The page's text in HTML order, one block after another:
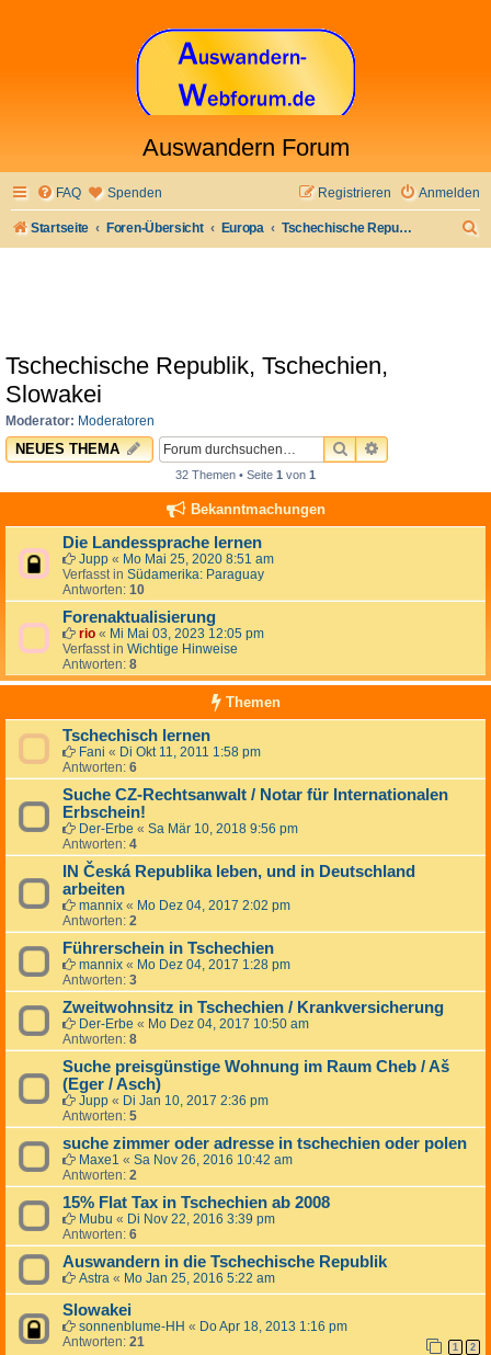
Auswandern Forum
FAQ Spenden Anmelden
Registrieren
Startseite Foren-Übersicht Europa Tschechische Republik, Tschechien, Slowakei
Tschechische Republik, Tschechien,
Slowakei
Moderator: Moderatoren
NEUES THEMA SUCHEERWEITERTE
32 Themen • Seite 1 von 1
Bekanntmachungen
Die Landessprache lernen
Jupp « Mo Mai 25, 2020 8:51 am
Verfasst in Südamerika: Paraguay
Antworten: 10
Forenaktualisierung
rio « Mi Mai 03, 2023 12:05 pm
Verfasst in Wichtige Hinweise
Antworten: 8
Themen
Tschechisch lernen
Fani « Di Okt 11, 2011 1:58 pm
Antworten: 6
Suche CZ-Rechtsanwalt / Notar für Internationalen
Erbschein!
Der-Erbe « Sa Mär 10, 2018 9:56 pm
Antworten: 4
IN Česká Republika leben, und in Deutschland
arbeiten
mannix « Mo Dez 04, 2017 2:02 pm
Antworten: 2
Führerschein in Tschechien
mannix « Mo Dez 04, 2017 1:28 pm
Antworten: 3
Zweitwohnsitz in Tschechien / Krankversicherung
Der-Erbe « Mo Dez 04, 2017 10:50 am
Antworten: 8
Suche preisgünstige Wohnung im Raum Cheb / Aš
(Eger / Asch)
Jupp « Di Jan 10, 2017 2:36 pm
Antworten: 5
suche zimmer oder adresse in tschechien oder polen
Maxe1 « Sa Nov 26, 2016 10:42 am
Antworten: 2
15% Flat Tax in Tschechien ab 2008
Mubu « Di Nov 22, 2016 3:39 pm
Antworten: 6
Auswandern in die Tschechische Republik
Astra « Mo Jan 25, 2016 5:22 am
Slowakei
sonnenblume-HH « Do Apr 18, 2013 1:16 pm
Antworten: 21 1 2